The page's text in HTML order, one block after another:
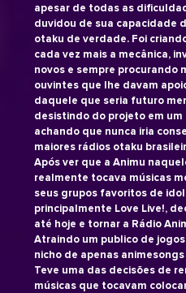
apesar de todas as
duvidou de sua capacidade
otaku de verdade. Foi
cada vez mais a mecânica,
novos e sempre procurando
ouvintes que lhe davam
daquele que seria futuro
desistindo do projeto em
achando que nunca iria
maiores rádios otaku
Após ver que a Animu
realmente tocava músicas
seus grupos favoritos de
principalmente Love Live!,
até hoje e tornar a Rádio
Atraindo um publico de
nicho de apenas
Teve uma das decisões de
músicas que tocavam